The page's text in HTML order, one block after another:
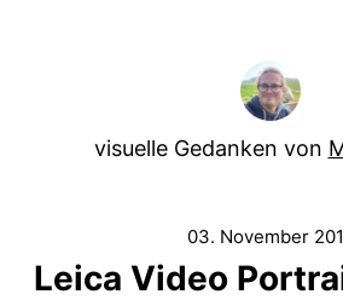
visuelle Gedanken von
03. November
Leica Video